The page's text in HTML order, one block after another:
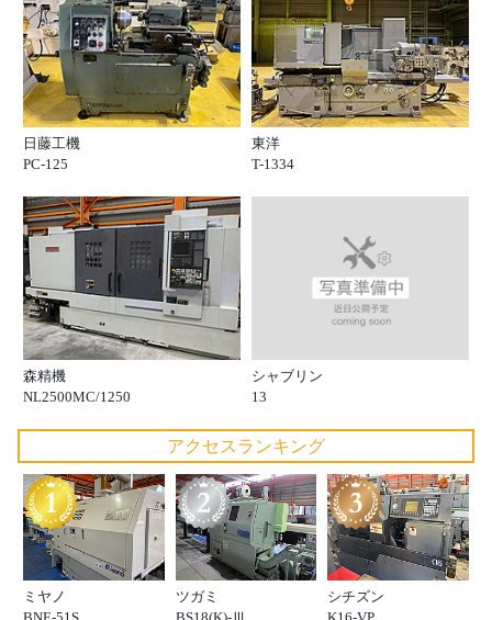
日藤工機
PC-125
東洋
T-1334
森精機
NL2500MC/1250
シャブリン
13
アクセスランキング
ミヤノ
ツガミ
シチズン